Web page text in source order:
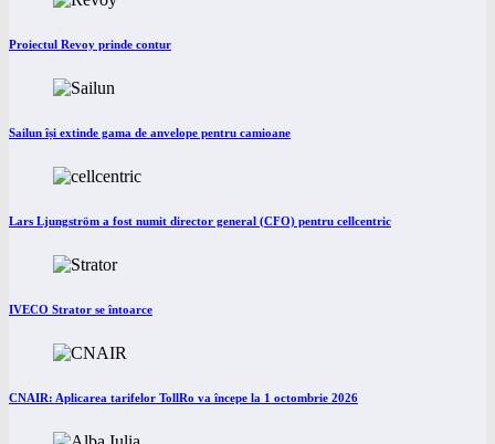
Proiectul Revoy prinde contur
Sailun își extinde gama de anvelope pentru camioane
Lars Ljungström a fost numit director general (CFO) pentru cellcentric
IVECO Strator se întoarce
CNAIR: Aplicarea tarifelor TollRo va începe la 1 octombrie 2026